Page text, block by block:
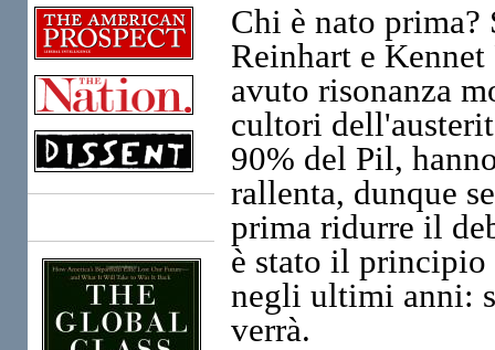
Chi è nato prima?
Reinhart e
avuto risonanza
cultori
90% del Pil,
rallenta, dunque
prima ridurre il
è stato il principio
negli ultimi anni:
verrà.